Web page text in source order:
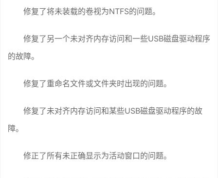
修复了将未装载的卷视为NTFS的问题。
修复了另一个未对齐内存访问和一些USB磁盘驱动程序
的故障。
修复了重命名文件或文件夹时出现的问题。
修复了未对齐内存访问和某些USB磁盘驱动程序的故
障。
修正了所有未正确显示为活动窗口的问题。